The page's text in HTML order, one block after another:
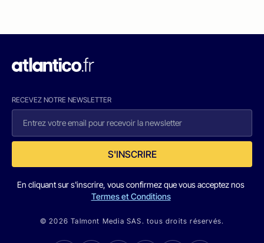
RECEVEZ NOTRE NEWSLETTER
S'INSCRIRE
En cliquant sur s'inscrire, vous confirmez que vous acceptez nos
Termes et Conditions
© 2026 Talmont Media SAS. tous droits réservés.